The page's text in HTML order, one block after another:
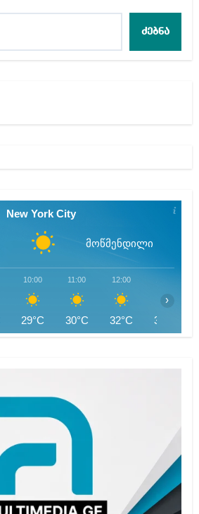
ძებნა
New York City
მოწმენდილი
10:00
29°C
11:00
30°C
12:00
32°C 32°C
›